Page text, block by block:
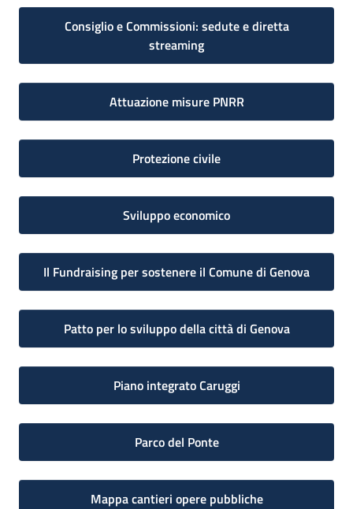
Consiglio e Commissioni: sedute e diretta
streaming
Attuazione misure PNRR
Protezione civile
Sviluppo economico
Il Fundraising per sostenere il Comune di Genova
Patto per lo sviluppo della città di Genova
Piano integrato Caruggi
Parco del Ponte
Mappa cantieri opere pubbliche